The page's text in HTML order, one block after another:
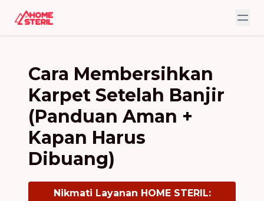
Cara Membersihkan
Karpet Setelah Banjir
(Panduan Aman +
Kapan Harus
Dibuang)
Nikmati Layanan HOME STERIL: